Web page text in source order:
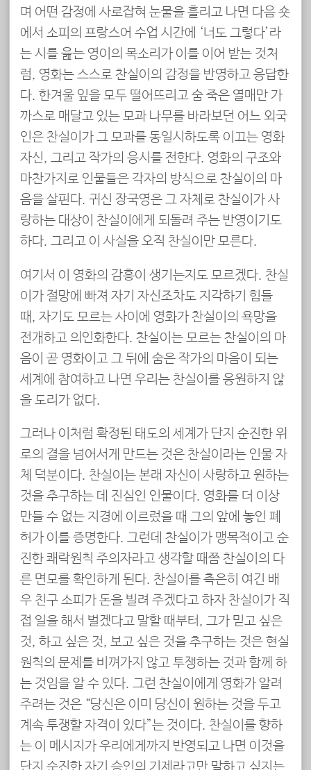
며 어떤 감정에 사로잡혀 눈물을 흘리고 나면 다음 숏
에서 소피의 프랑스어 수업 시간에 ‘너도 그렇다’라
는 시를 읊는 영이의 목소리가 이를 이어 받는 것처
럼, 영화는 스스로 찬실이의 감정을 반영하고 응답한
다. 한겨울 잎을 모두 떨어뜨리고 숨 죽은 열매만 가
까스로 매달고 있는 모과 나무를 바라보던 어느 외국
인은 찬실이가 그 모과를 동일시하도록 이끄는 영화
자신, 그리고 작가의 응시를 전한다. 영화의 구조와
마찬가지로 인물들은 각자의 방식으로 찬실이의 마
음을 살핀다. 귀신 장국영은 그 자체로 찬실이가 사
랑하는 대상이 찬실이에게 되돌려 주는 반영이기도
하다. 그리고 이 사실을 오직 찬실이만 모른다.
여기서 이 영화의 감흥이 생기는지도 모르겠다. 찬실
이가 절망에 빠져 자기 자신조차도 지각하기 힘들
때, 자기도 모르는 사이에 영화가 찬실이의 욕망을
전개하고 의인화한다. 찬실이는 모르는 찬실이의 마
음이 곧 영화이고 그 뒤에 숨은 작가의 마음이 되는
세계에 참여하고 나면 우리는 찬실이를 응원하지 않
을 도리가 없다.
그러나 이처럼 확정된 태도의 세계가 단지 순진한 위
로의 결을 넘어서게 만드는 것은 찬실이라는 인물 자
체 덕분이다. 찬실이는 본래 자신이 사랑하고 원하는
것을 추구하는 데 진심인 인물이다. 영화를 더 이상
만들 수 없는 지경에 이르렀을 때 그의 앞에 놓인 폐
허가 이를 증명한다. 그런데 찬실이가 맹목적이고 순
진한 쾌락원칙 주의자라고 생각할 때쯤 찬실이의 다
른 면모를 확인하게 된다. 찬실이를 측은히 여긴 배
우 친구 소피가 돈을 빌려 주겠다고 하자 찬실이가 직
접 일을 해서 벌겠다고 말할 때부터, 그가 믿고 싶은
것, 하고 싶은 것, 보고 싶은 것을 추구하는 것은 현실
원칙의 문제를 비껴가지 않고 투쟁하는 것과 함께 하
는 것임을 알 수 있다. 그런 찬실이에게 영화가 알려
주려는 것은 “당신은 이미 당신이 원하는 것을 두고
계속 투쟁할 자격이 있다”는 것이다. 찬실이를 향하
는 이 메시지가 우리에게까지 반영되고 나면 이것을